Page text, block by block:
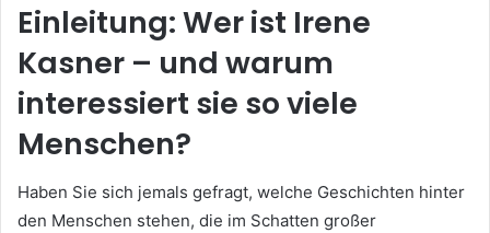
Einleitung: Wer ist Irene
Kasner – und warum
interessiert sie so viele
Menschen?
Haben Sie sich jemals gefragt, welche Geschichten hinter
den Menschen stehen, die im Schatten großer